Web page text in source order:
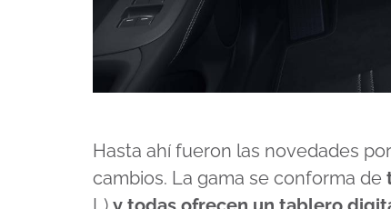
Hasta ahí fueron las novedades
cambios. La gama se conforma de